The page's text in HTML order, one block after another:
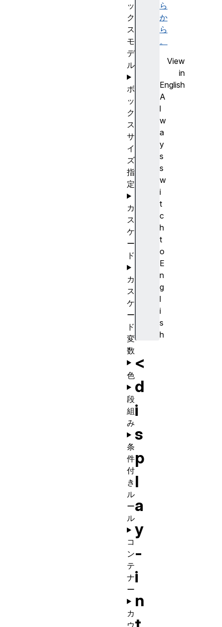
ら
か
ら
。
View
in
English
A
l
w
a
y
s
s
w
i
t
c
h
t
o
E
n
g
l
i
s
h
<
d
i
s
p
l
a
y
-
i
n
ッ
ク
ス
モ
デ
ル
ボ
ッ
ク
ス
サ
イ
ズ
指
定
カ
ス
ケ
ー
ド
カ
ス
ケ
ー
ド
変
数
色
段
組
み
条
件
付
き
ル
ー
ル
コ
ン
テ
ナ
ー
カ
ウ